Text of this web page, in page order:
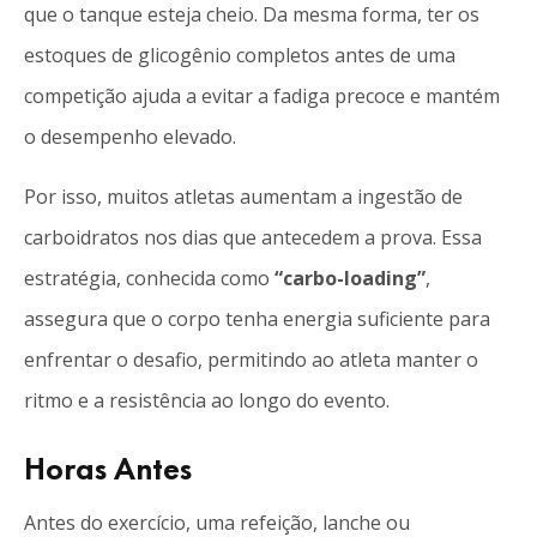
que o tanque esteja cheio. Da mesma forma, ter os
estoques de glicogênio completos antes de uma
competição ajuda a evitar a fadiga precoce e mantém
o desempenho elevado.
Por isso, muitos atletas aumentam a ingestão de
carboidratos nos dias que antecedem a prova. Essa
estratégia, conhecida como “carbo-loading”,
assegura que o corpo tenha energia suficiente para
enfrentar o desafio, permitindo ao atleta manter o
ritmo e a resistência ao longo do evento.
Horas Antes
Antes do exercício, uma refeição, lanche ou